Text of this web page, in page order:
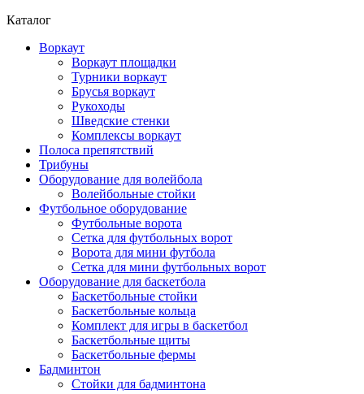
Каталог
Воркаут
Воркаут площадки
Турники воркаут
Брусья воркаут
Рукоходы
Шведские стенки
Комплексы воркаут
Полоса препятствий
Трибуны
Оборудование для волейбола
Волейбольные стойки
Футбольное оборудование
Футбольные ворота
Сетка для футбольных ворот
Ворота для мини футбола
Сетка для мини футбольных ворот
Оборудование для баскетбола
Баскетбольные стойки
Баскетбольные кольца
Комплект для игры в баскетбол
Баскетбольные щиты
Баскетбольные фермы
Бадминтон
Стойки для бадминтона